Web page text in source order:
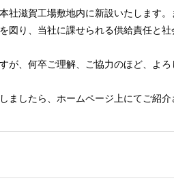
社滋賀工場敷地内に新設いたします
り、当社に課せられる供給責任と社
、何卒ご理解、ご協力のほど、よろ
したら、ホームページ上にてご紹介